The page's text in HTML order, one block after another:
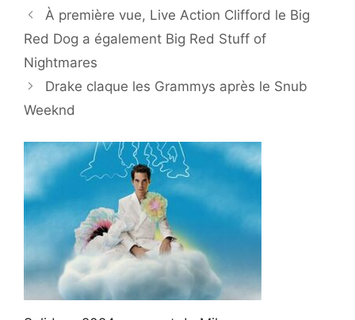
À première vue, Live Action Clifford le Big
Red Dog a également Big Red Stuff of
Nightmares
Drake claque les Grammys après le Snub
Weeknd